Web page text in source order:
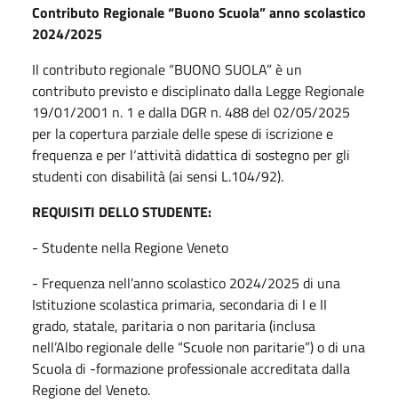
Contributo Regionale “Buono Scuola” anno scolastico
2024/2025
Il contributo regionale “BUONO SUOLA” è un
contributo previsto e disciplinato dalla Legge Regionale
19/01/2001 n. 1 e dalla DGR n. 488 del 02/05/2025
per la copertura parziale delle spese di iscrizione e
frequenza e per l‘attività didattica di sostegno per gli
studenti con disabilità (ai sensi L.104/92).
REQUISITI DELLO STUDENTE:
- Studente nella Regione Veneto
- Frequenza nell’anno scolastico 2024/2025 di una
Istituzione scolastica primaria, secondaria di I e II
grado, statale, paritaria o non paritaria (inclusa
nell’Albo regionale delle “Scuole non paritarie”) o di una
Scuola di -formazione professionale accreditata dalla
Regione del Veneto.